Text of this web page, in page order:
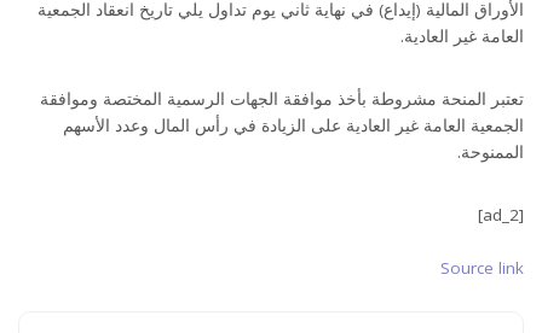
الأوراق المالية (إيداع) في نهاية ثاني يوم تداول يلي تاريخ انعقاد الجمعية
العامة غير العادية.
تعتبر المنحة مشروطة بأخذ موافقة الجهات الرسمية المختصة وموافقة
الجمعية العامة غير العادية على الزيادة في رأس المال وعدد الأسهم
الممنوحة.
[ad_2]
Source link